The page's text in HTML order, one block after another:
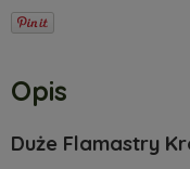
Opis
Duże Flamastry